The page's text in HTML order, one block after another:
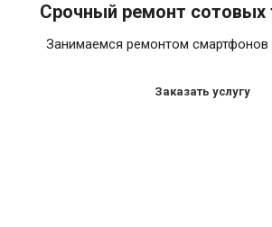
Срочный ремонт сотовых
Занимаемся ремонтом
Заказать услугу